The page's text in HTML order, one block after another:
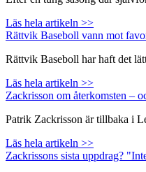
Läs hela artikeln >>
Rättvik Baseboll vann mot
Rättvik Baseboll har haft det
Läs hela artikeln >>
Zackrisson om återkomsten –
Patrik Zackrisson är tillbaka i
Läs hela artikeln >>
Zackrissons sista uppdrag?